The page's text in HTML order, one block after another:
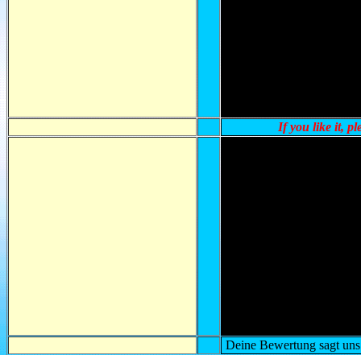
If you like it,
Deine Bewertung sagt